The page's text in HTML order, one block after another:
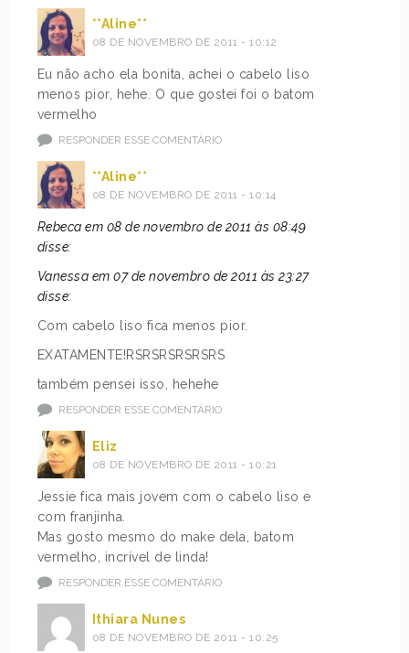
**Aline**
08 DE NOVEMBRO DE 2011 - 10:12
Eu não acho ela bonita, achei o cabelo liso
menos pior, hehe. O que gostei foi o batom
vermelho
RESPONDER ESSE COMENTÁRIO
**Aline**
08 DE NOVEMBRO DE 2011 - 10:14
Rebeca em 08 de novembro de 2011 às 08:49
disse:
Vanessa em 07 de novembro de 2011 às 23:27
disse:
Com cabelo liso fica menos pior.
EXATAMENTE!RSRSRSRSRSRS
também pensei isso, hehehe
RESPONDER ESSE COMENTÁRIO
Eliz
08 DE NOVEMBRO DE 2011 - 10:21
Jessie fica mais jovem com o cabelo liso e
com franjinha.
Mas gosto mesmo do make dela, batom
vermelho, incrível de linda!
RESPONDER ESSE COMENTÁRIO
Ithiara Nunes
08 DE NOVEMBRO DE 2011 - 10:25